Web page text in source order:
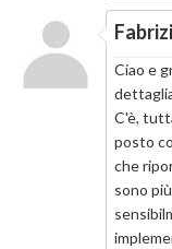
Ciao e
C'è,
posto
che
sono